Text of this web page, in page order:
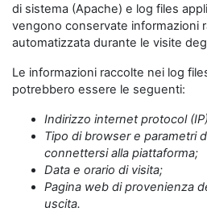
di sistema (Apache) e log files
vengono conservate informazioni
automatizzata durante le visite
Le informazioni raccolte nei log
potrebbero essere le seguenti:
Indirizzo internet protocol
Tipo di browser e parametri
connettersi alla piattaforma;
Data e orario di visita;
Pagina web di provenienza
uscita.